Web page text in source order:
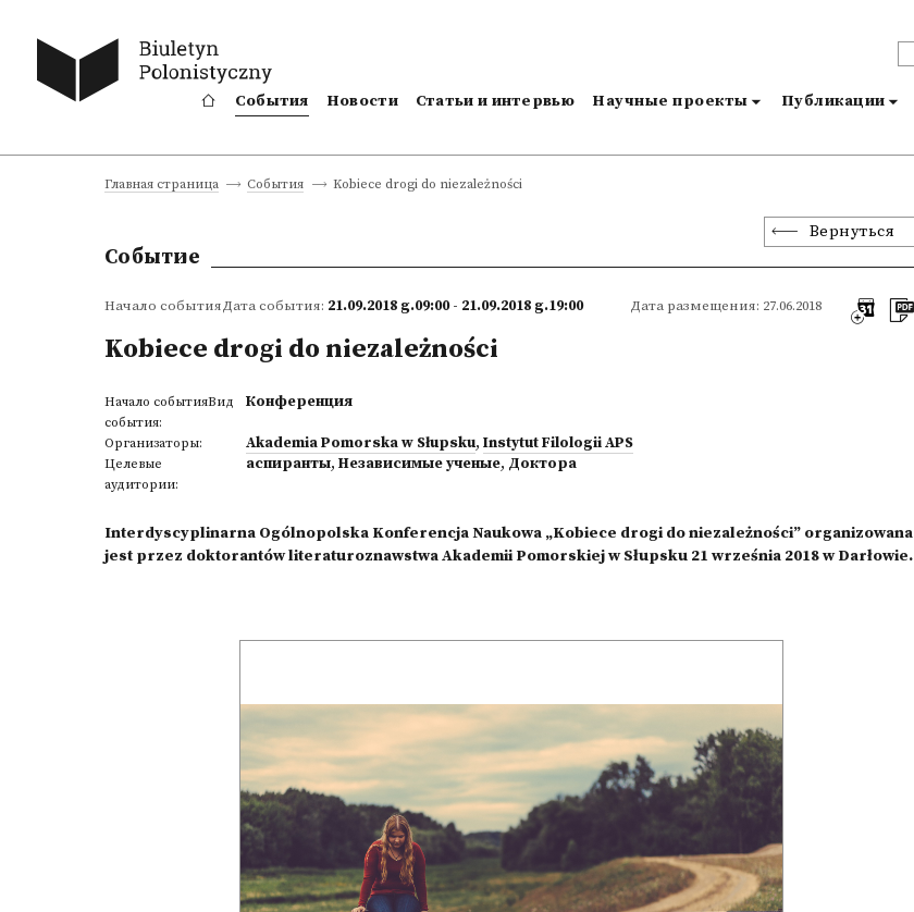
События Новости Статьи и интервью Научные проекты Публикации
Главная страница События Kobiece drogi do niezależności
Вернуться
Событие
Начало событияДата события: 21.09.2018 g.09:00 - 21.09.2018 g.19:00 Дата размещения: 27.06.2018
Kobiece drogi do niezależności
Начало событияВид
события:
Конференция
Организаторы: Akademia Pomorska w Słupsku, Instytut Filologii APS
Целевые
аудитории:
аспиранты, Независимые ученые, Доктора
Interdyscyplinarna Ogólnopolska Konferencja Naukowa „Kobiece drogi do niezależności” organizowana
jest przez doktorantów literaturoznawstwa Akademii Pomorskiej w Słupsku 21 września 2018 w Darłowie.